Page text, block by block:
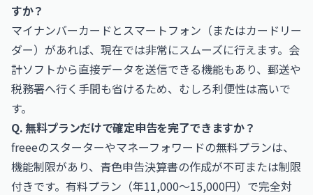
すか？
マイナンバーカードとスマートフォン（またはカードリー
ダー）があれば、現在では非常にスムーズに行えます。会
計ソフトから直接データを送信できる機能もあり、郵送や
税務署へ行く手間も省けるため、むしろ利便性は高いで
す。
Q. 無料プランだけで確定申告を完了できますか？
freeeのスターターやマネーフォワードの無料プランは、
機能制限があり、青色申告決算書の作成が不可または制限
付きです。有料プラン（年11,000〜15,000円）で完全対